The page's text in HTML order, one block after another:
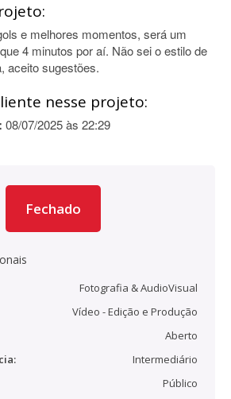
e melhores momentos, será um
4 minutos por aí. Não sei o estilo de
aceito sugestões.
nesse projeto:
08/07/2025 às 22:29
Fechado
Fotografia & AudioVisual
Vídeo - Edição e Produção
Aberto
Intermediário
Público